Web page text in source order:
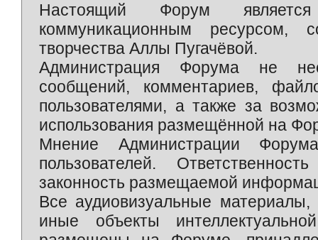
Настоящий Форум является
коммуникационным ресурсом,
творчества Аллы Пугачёвой.
Администрация Форума не
сообщений, комментариев,
пользователями, а также за
использования размещённой на
Мнение Администрации
пользователей.
законность размещаемой
Все аудиовизуальные
иные объекты